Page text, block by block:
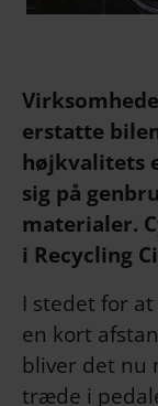
erstatte
højkvalitets
sig på
materialer.
i Recycling
I stedet for
en kort
bliver det nu
træde i